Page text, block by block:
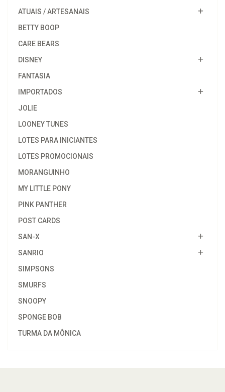
ATUAIS / ARTESANAIS
BETTY BOOP
CARE BEARS
DISNEY
FANTASIA
IMPORTADOS
JOLIE
LOONEY TUNES
LOTES PARA INICIANTES
LOTES PROMOCIONAIS
MORANGUINHO
MY LITTLE PONY
PINK PANTHER
POST CARDS
SAN-X
SANRIO
SIMPSONS
SMURFS
SNOOPY
SPONGE BOB
TURMA DA MÔNICA